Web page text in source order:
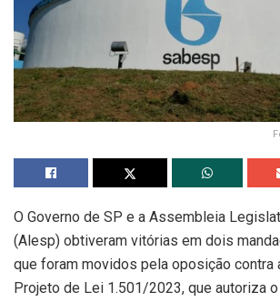
O Governo de SP e a Assembleia
(Alesp) obtiveram vitórias em dois
que foram movidos pela oposição contra
Projeto de Lei 1.501/2023, que autoriza